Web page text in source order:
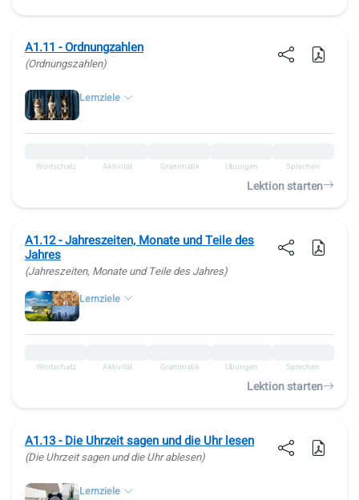
A1.11 - Ordnungzahlen
(Ordnungszahlen)
Lernziele
Wortschatz Aktivität Grammatik Übungen Sprechen
Lektion starten
A1.12 - Jahreszeiten, Monate und Teile des
Jahres
(Jahreszeiten, Monate und Teile des Jahres)
Lernziele
Wortschatz Aktivität Grammatik Übungen Sprechen
Lektion starten
A1.13 - Die Uhrzeit sagen und die Uhr lesen
(Die Uhrzeit sagen und die Uhr ablesen)
Lernziele